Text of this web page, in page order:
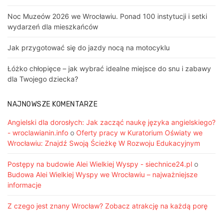
Noc Muzeów 2026 we Wrocławiu. Ponad 100 instytucji i setki
wydarzeń dla mieszkańców
Jak przygotować się do jazdy nocą na motocyklu
Łóżko chłopięce – jak wybrać idealne miejsce do snu i zabawy
dla Twojego dziecka?
NAJNOWSZE KOMENTARZE
Angielski dla dorosłych: Jak zacząć naukę języka angielskiego?
- wroclawianin.info o Oferty pracy w Kuratorium Oświaty we
Wrocławiu: Znajdź Swoją Ścieżkę W Rozwoju Edukacyjnym
Postępy na budowie Alei Wielkiej Wyspy - siechnice24.pl o
Budowa Alei Wielkiej Wyspy we Wrocławiu – najważniejsze
informacje
Z czego jest znany Wrocław? Zobacz atrakcję na każdą porę